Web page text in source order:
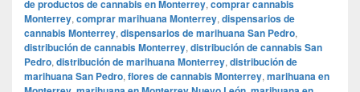
de productos de cannabis en Monterrey, comprar cannabis
Monterrey, comprar marihuana Monterrey, dispensarios de
cannabis Monterrey, dispensarios de marihuana San Pedro,
distribución de cannabis Monterrey, distribución de cannabis San
Pedro, distribución de marihuana Monterrey, distribución de
marihuana San Pedro, flores de cannabis Monterrey, marihuana en